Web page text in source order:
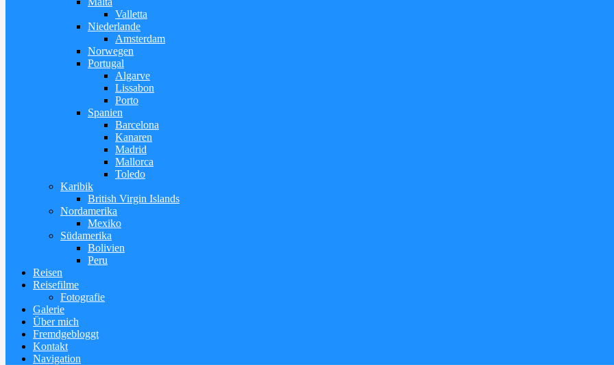
Valletta
Niederlande
Amsterdam
Norwegen
Portugal
Algarve
Lissabon
Porto
Spanien
Barcelona
Kanaren
Madrid
Mallorca
Toledo
Karibik
British Virgin Islands
Nordamerika
Mexiko
Südamerika
Bolivien
Peru
Reisen
Reisefilme
Fotografie
Galerie
Über mich
Fremdgebloggt
Kontakt
Navigation